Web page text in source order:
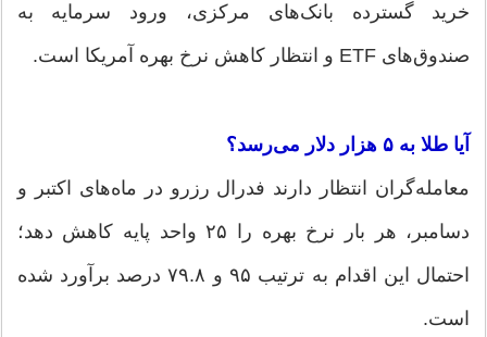
خرید گسترده بانک‌های مرکزی، ورود سرمایه به
صندوق‌های ETF و انتظار کاهش نرخ بهره آمریکا است.
آیا طلا به ۵ هزار دلار می‌رسد؟
معامله‌گران انتظار دارند فدرال رزرو در ماه‌های اکتبر و
دسامبر، هر بار نرخ بهره را ۲۵ واحد پایه کاهش دهد؛
احتمال این اقدام به ترتیب ۹۵ و ۷۹.۸ درصد برآورد شده
است.